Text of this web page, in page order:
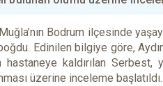
Bodrum ilçesinde
Edinilen bilgiye göre,
kaldırılan Serbest,
üzerine inceleme başlatıldı.